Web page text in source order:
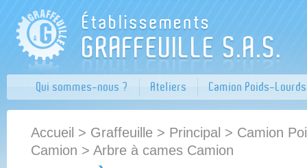
Qui sommes-nous ? Ateliers Camion Poids-Lourds
Accueil > Graffeuille > Principal > Camion
Camion > Arbre à cames Camion